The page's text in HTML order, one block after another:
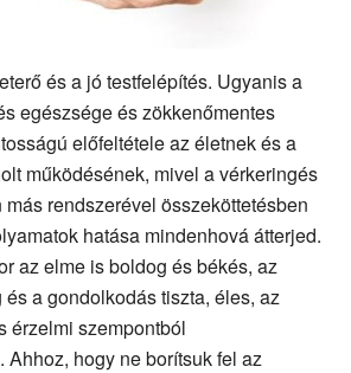
és a jó testfelépítés. Ugyanis a
egészsége és zökkenőmentes
előfeltétele az életnek és a
működésének, mivel a vérkeringés
rendszerével összeköttetésben
hatása mindenhová átterjed.
az elme is boldog és békés, az
a gondolkodás tiszta, éles, az
érzelmi szempontból
Ahhoz, hogy ne borítsuk fel az